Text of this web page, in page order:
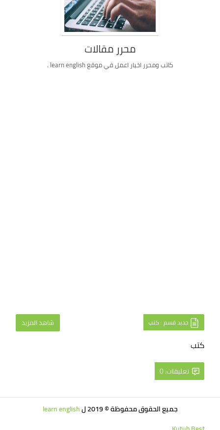
محرر مقالات
كاتب ومحرر اخبار اعمل في موقع learn english .
جديد قسم : كتب شاهد المزيد
كتب
تعليقات: 0
جميع الحقوق محفوظة © 2019 ل
learn english